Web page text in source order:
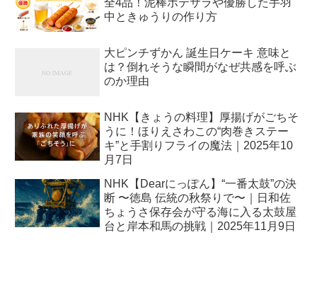
中ときゅうりの作り方
大ピンチずかん 誕生日ケーキ 意味と
は？倒れそうな瞬間がなぜ共感を呼ぶ
のか理由
NHK【きょうの料理】厚揚げがごちそ
うに！ほりえさわこの“肉巻きステー
キ”と手割りフライの魔法｜2025年10
月7日
NHK【Dearにっぽん】“一番太鼓”の決
断 〜徳島 伝統の秋祭りで〜｜日和佐
ちょうさ保存会が守る海に入る太鼓屋
台と岸本和馬の挑戦｜2025年11月9日